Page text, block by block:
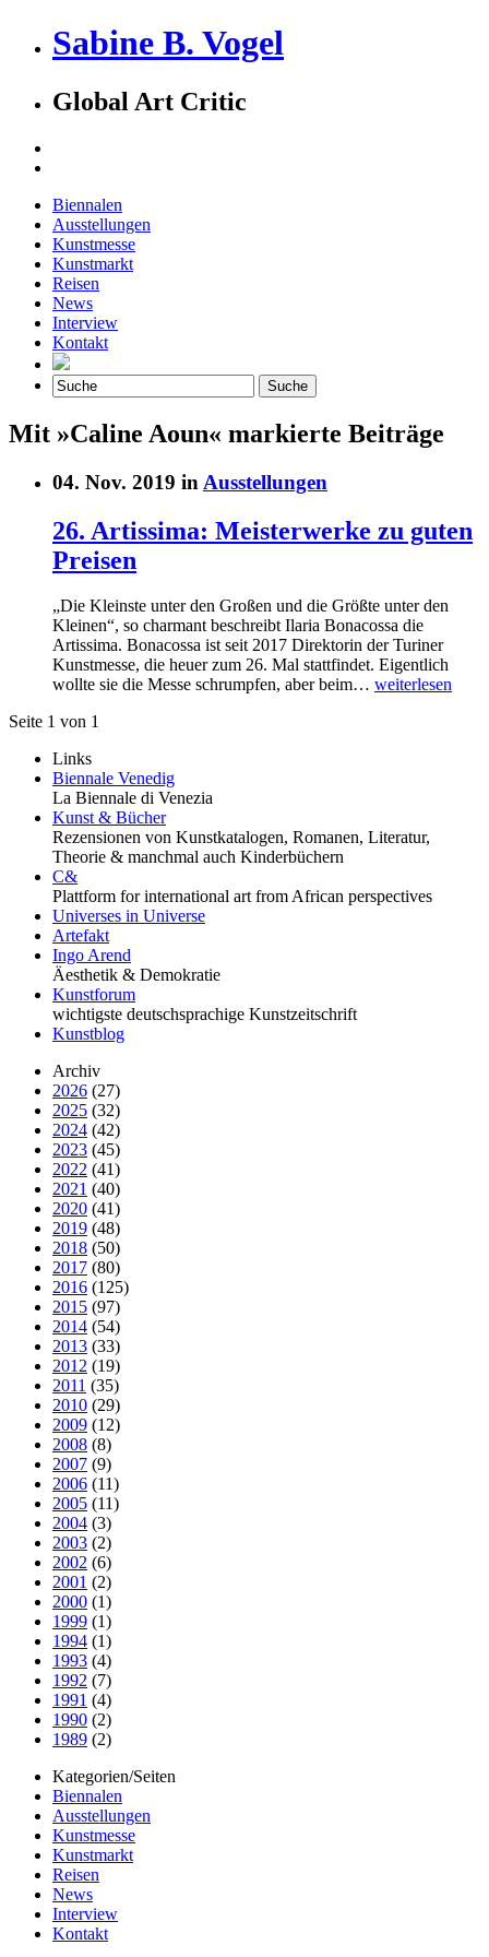
Sabine B. Vogel
Global Art Critic
Biennalen
Ausstellungen
Kunstmesse
Kunstmarkt
Reisen
News
Interview
Kontakt
Mit »Caline Aoun« markierte Beiträge
04. Nov. 2019 in Ausstellungen
26. Artissima: Meisterwerke zu guten
Preisen
„Die Kleinste unter den Großen und die Größte unter den
Kleinen“, so charmant beschreibt Ilaria Bonacossa die
Artissima. Bonacossa ist seit 2017 Direktorin der Turiner
Kunstmesse, die heuer zum 26. Mal stattfindet. Eigentlich
wollte sie die Messe schrumpfen, aber beim… weiterlesen
Seite 1 von 1
Links
Biennale Venedig
La Biennale di Venezia
Kunst & Bücher
Rezensionen von Kunstkatalogen, Romanen, Literatur,
Theorie & manchmal auch Kinderbüchern
C&
Plattform for international art from African perspectives
Universes in Universe
Artefakt
Ingo Arend
Äesthetik & Demokratie
Kunstforum
wichtigste deutschsprachige Kunstzeitschrift
Kunstblog
Archiv
2026 (27)
2025 (32)
2024 (42)
2023 (45)
2022 (41)
2021 (40)
2020 (41)
2019 (48)
2018 (50)
2017 (80)
2016 (125)
2015 (97)
2014 (54)
2013 (33)
2012 (19)
2011 (35)
2010 (29)
2009 (12)
2008 (8)
2007 (9)
2006 (11)
2005 (11)
2004 (3)
2003 (2)
2002 (6)
2001 (2)
2000 (1)
1999 (1)
1994 (1)
1993 (4)
1992 (7)
1991 (4)
1990 (2)
1989 (2)
Kategorien/Seiten
Biennalen
Ausstellungen
Kunstmesse
Kunstmarkt
Reisen
News
Interview
Kontakt